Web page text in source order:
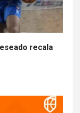
recala